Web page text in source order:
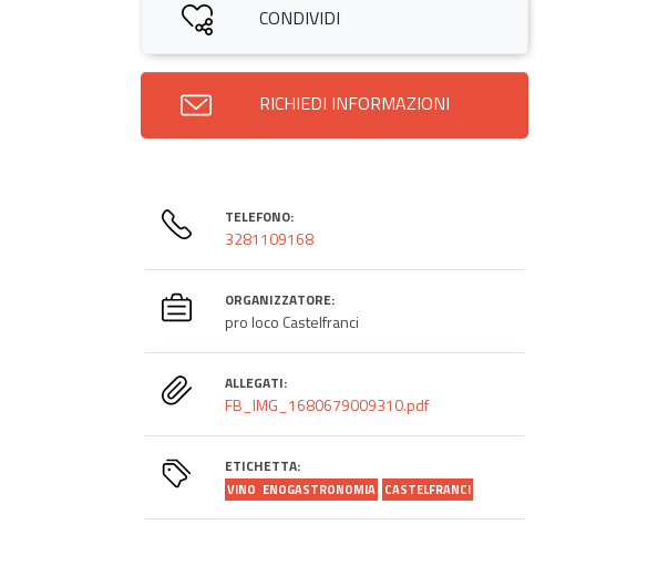
CONDIVIDI
RICHIEDI INFORMAZIONI
TELEFONO:
3281109168
ORGANIZZATORE:
pro loco Castelfranci
ALLEGATI:
FB_IMG_1680679009310.pdf
ETICHETTA:
VINO ENOGASTRONOMIA CASTELFRANCI